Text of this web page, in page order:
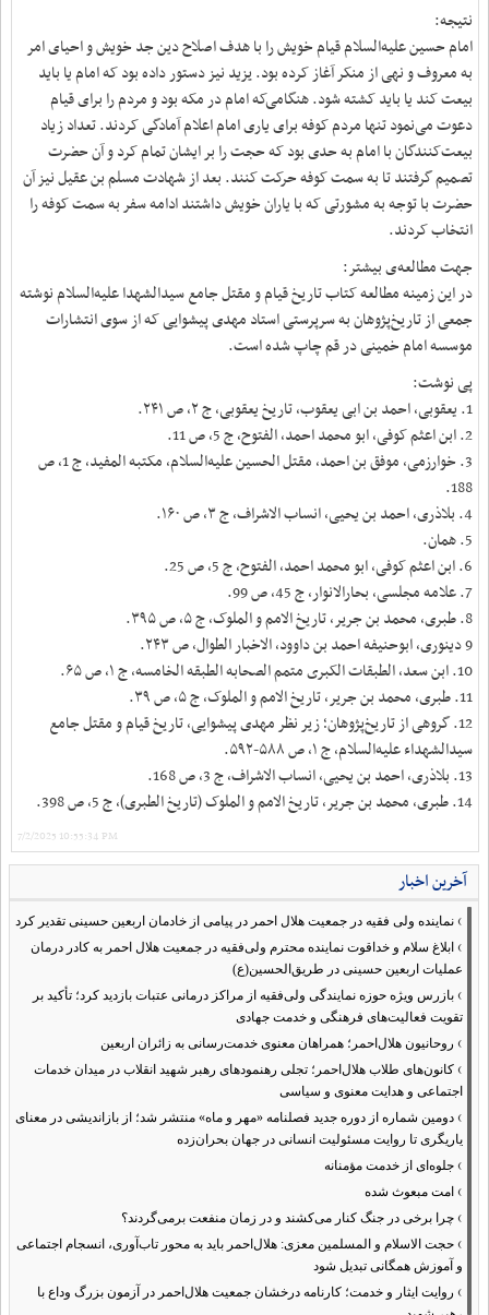
نتیجه:
امام حسین علیه‌السلام قیام خویش را با هدف اصلاح دین جد خویش و احیای امر
به معروف و نهی از منکر آغاز کرده بود. یزید نیز دستور داده بود که امام یا باید
بیعت کند یا باید کشته شود. هنگامی‌که امام در مکه بود و مردم را برای قیام
دعوت می‌نمود تنها مردم کوفه برای یاری امام اعلام آمادگی کردند. تعداد زیاد
بیعت‌کنندگان با امام به حدی بود که حجت را بر ایشان تمام کرد و آن حضرت
تصمیم گرفتند تا به سمت کوفه حرکت کنند. بعد از شهادت مسلم بن عقیل نیز آن
حضرت با توجه به مشورتی که با یاران خویش داشتند ادامه سفر به سمت کوفه را
انتخاب کردند.
جهت مطالعه‌ی بیشتر:
در این زمینه مطالعه کتاب تاریخ قیام و مقتل جامع سیدالشهدا علیه‌السلام نوشته
جمعی از تاریخ‌پژوهان به سرپرستی استاد مهدی پیشوایی که از سوی انتشارات
موسسه امام خمینی در قم چاپ شده است.
پی نوشت:
1. یعقوبی، احمد بن ابی یعقوب، تاریخ یعقوبی، ج ۲، ص ۲۴۱.
2. ابن اعثم کوفی، ابو محمد احمد، الفتوح، ج 5، ص 11.
3. خوارزمی، موفق بن احمد، مقتل الحسین علیه‌السلام، مکتبه المفید، ج 1، ص
188.
4. بلاذری، احمد بن یحیی، انساب الاشراف، ج ۳، ص ۱۶۰.
5. همان.
6. ابن اعثم کوفی، ابو محمد احمد، الفتوح، ج 5، ص 25.
7. علامه مجلسی، بحارالانوار، ج 45، ص 99.
8. طبری، محمد بن جریر، تاریخ الامم و الملوک، ج ۵، ص ۳۹۵.
9 دینوری، ابوحنیفه احمد بن داوود، الاخبار الطوال، ص ۲۴۳.
10. ابن سعد، الطبقات الکبرى متمم الصحابه الطبقه الخامسه، ج ۱، ص ۶۵.
11. طبری، محمد بن جریر، تاریخ الامم و الملوک، ج ۵، ص ۳۹.
12. گروهی از تاریخ‌پژوهان؛ زیر نظر مهدی پیشوایی، تاریخ قیام و مقتل جامع
سیدالشهداء علیه‌السلام، ج ۱، ص ۵۸۸-۵۹۲.
13. بلاذری، احمد بن یحیی، انساب الاشراف، ج 3، ص 168.
14. طبری، محمد بن جریر، تاریخ الامم و الملوک (تاریخ الطبری)، ج 5، ص 398.
7/2/2025 10:55:34 PM
آخرین اخبار
› نماینده ولی فقیه در جمعیت هلال احمر در پیامی از خادمان اربعین حسینی تقدیر کرد
› ابلاغ سلام و خداقوت نماینده محترم ولی‌فقیه در جمعیت هلال احمر به کادر درمان
عملیات اربعین حسینی در طریق‌الحسین(ع)
› بازرس ویژه حوزه نمایندگی ولی‌فقیه از مراکز درمانی عتبات بازدید کرد؛ تأکید بر
تقویت فعالیت‌های فرهنگی و خدمت جهادی
› روحانیون هلال‌احمر؛ همراهان معنوی خدمت‌رسانی به زائران اربعین
› کانون‌های طلاب هلال‌احمر؛ تجلی رهنمودهای رهبر شهید انقلاب در میدان خدمات
اجتماعی و هدایت معنوی و سیاسی
› دومین شماره از دوره جدید فصلنامه «مهر و ماه» منتشر شد؛ از بازاندیشی در معنای
یاریگری تا روایت مسئولیت انسانی در جهان بحران‌زده
› جلوه‌ای از خدمت مؤمنانه
› امت مبعوث شده
› چرا برخی در جنگ کنار می‌کشند و در زمان منفعت برمی‌گردند؟
› حجت الاسلام و المسلمین معزی: هلال‌احمر باید به محور تاب‌آوری، انسجام اجتماعی
و آموزش همگانی تبدیل شود
› روایت ایثار و خدمت؛ کارنامه درخشان جمعیت هلال‌احمر در آزمون بزرگ وداع با